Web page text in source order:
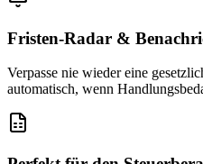
Fristen-Radar &
Verpasse nie wieder eine
automatisch, wenn